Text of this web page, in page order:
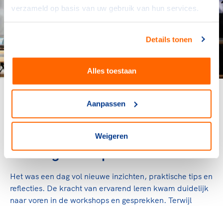
verzameld op basis van uw gebruik van hun services.
Details tonen
Alles toestaan
Aanpassen
Weigeren
zelfontwikkeling van sporters en coaches.
Een dag vol inspiratie
Het was een dag vol nieuwe inzichten, praktische tips en
reflecties. De kracht van ervarend leren kwam duidelijk
naar voren in de workshops en gesprekken. Terwijl